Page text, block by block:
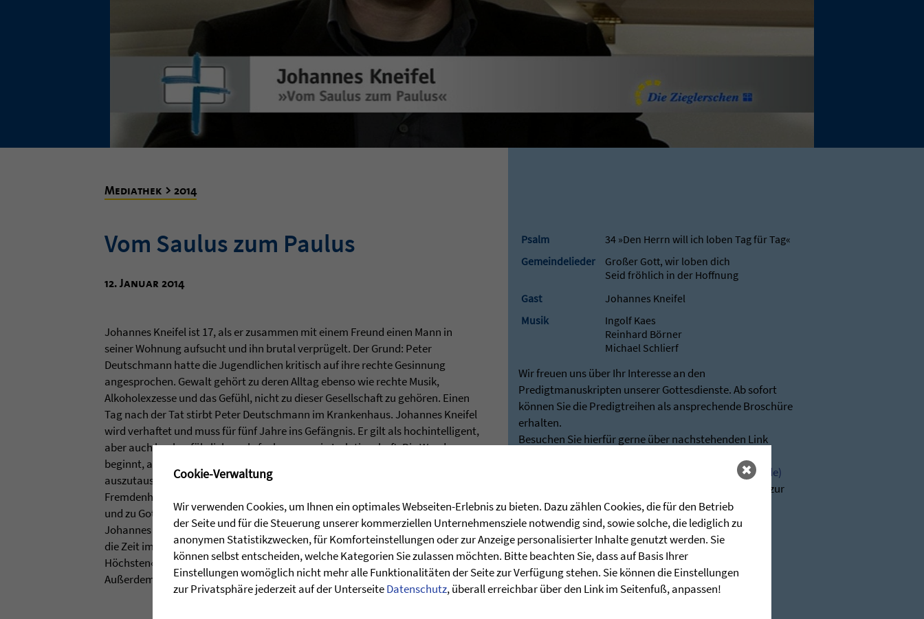
Mediathek > 2014
Vom Saulus zum Paulus
12. Januar 2014
Johannes Kneifel ist 17, als er zusammen mit einem Freund einen Mann in
seiner Wohnung aufsucht und ihn brutal verprügelt. Der Grund: Peter
Deutschmann hatte die Jugendlichen kritisch auf ihre rechte Gesinnung
angesprochen. Gewalt gehört zu deren Alltag ebenso wie rechte Musik,
Alkoholexzesse und das Gefühl, nicht zu dieser Gesellschaft zu gehören. Einen
Tag nach der Tat stirbt Peter Deutschmann im Krankenhaus. Johannes Kneifel
wird verhaftet und muss für fünf Jahre ins Gefängnis. Er gilt als hochintelligent,
aber auch hochgefährlich, mehrfach muss er in Isolationshaft. Die Wende
beginnt, als er anfängt, den Gottesdienst zu besuchen, sich mit Seelsorgern
auszutauschen. Johannes Kneifel erkennt, dass sein von Wut, Gewalt und
Fremdenhass geprägter Weg in eine Sackgasse führt – und findet zum Glauben
und zu Gott. Auf ihn vertraut er heute. Nach seiner Entlassung beginnt
Johannes Kneifel ein Theologiestudium, bald wird er Pastor sein. Die Tat und
die Zeit im Gefängnis werden ihn sein Leben lang begleiten. In der »Stunde des
Höchsten« steht Johannes Kneifel Pfarrer Heiko Bräuning Rede und Antwort.
Außerdem predigt er im Gottesdienst zum Thema: »Gott schützt Verbrecher«.
Psalm
34 »Den Herrn will ich loben Tag für Tag«
Gemeindelieder
Großer Gott, wir loben dich
Seid fröhlich in der Hoffnung
Gast
Johannes Kneifel
Musik
Ingolf Kaes
Reinhard Börner
Michael Schlierf
Wir freuen uns über Ihr Interesse an den
Predigtmanuskripten unserer Gottesdienste. Ab sofort
können Sie die Predigtreihen als ansprechende Broschüre
erhalten.
Besuchen Sie hierfür gerne über nachstehenden Link
Predigten - Die Zieglerschen (stunde-des-hoechsten.de)
Bei Rückfragen stehen wir Ihnen jederzeit sehr gerne zur
Verfügung:
post@stunde-des-hoechsten.de
Cookie-Verwaltung
Wir verwenden Cookies, um Ihnen ein optimales Webseiten-Erlebnis zu bieten. Dazu zählen Cookies, die für den Betrieb
der Seite und für die Steuerung unserer kommerziellen Unternehmensziele notwendig sind, sowie solche, die lediglich zu
anonymen Statistikzwecken, für Komforteinstellungen oder zur Anzeige personalisierter Inhalte genutzt werden. Sie
können selbst entscheiden, welche Kategorien Sie zulassen möchten. Bitte beachten Sie, dass auf Basis Ihrer
Einstellungen womöglich nicht mehr alle Funktionalitäten der Seite zur Verfügung stehen. Sie können die Einstellungen
zur Privatsphäre jederzeit auf der UnterseiteDatenschutz, überall erreichbar über den Link im Seitenfuß, anpassen!